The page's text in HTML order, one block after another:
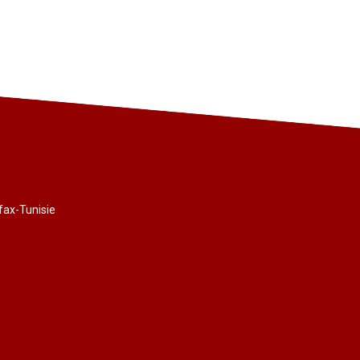
Tunisie